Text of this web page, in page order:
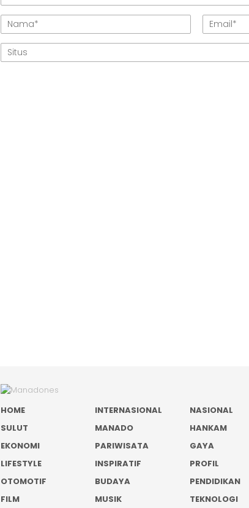
HOME INTERNASIONAL
NASIONAL
SULUT
MANADO
HANKAM
EKONOMI
PARIWISATA
GAYA
LIFESTYLE
INSPIRATIF
PROFIL
OTOMOTIF
BUDAYA
PENDIDIKAN
FILM
MUSIK TEKNOLOGI